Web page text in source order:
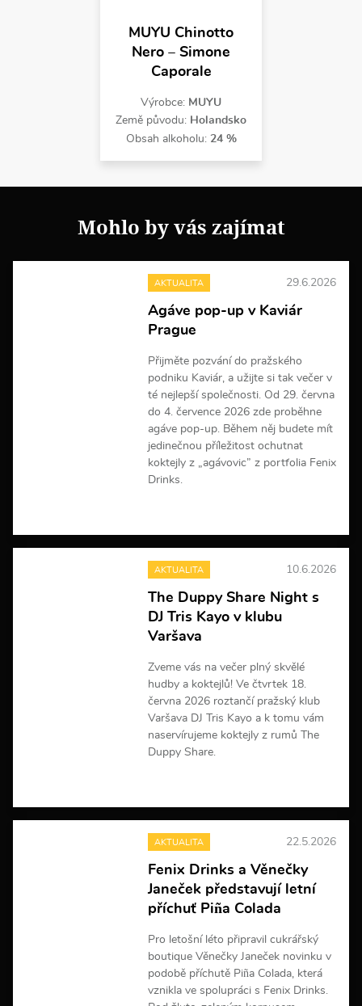
MUYU Chinotto
Nero – Simone
Caporale
Výrobce: MUYU
Země původu: Holandsko
Obsah alkoholu: 24 %
Mohlo by vás zajímat
AKTUALITA 29.6.2026
Agáve pop-up v Kaviár
Prague
Přijměte pozvání do pražského
podniku Kaviár, a užijte si tak večer v
té nejlepší společnosti. Od 29. června
do 4. července 2026 zde proběhne
agáve pop-up. Během něj budete mít
jedinečnou příležitost ochutnat
koktejly z „agávovic” z portfolia Fenix
Drinks.
e
i
f
o
r
c
í
AKTUALITA 10.6.2026
The Duppy Share Night s
DJ Tris Kayo v klubu
Varšava
Zveme vás na večer plný skvělé
hudby a koktejlů! Ve čtvrtek 18.
června 2026 roztančí pražský klub
Varšava DJ Tris Kayo a k tomu vám
naservírujeme koktejly z rumů The
Duppy Share.
e
i
f
o
r
c
í
AKTUALITA 22.5.2026
Fenix Drinks a Věnečky
Janeček představují letní
příchuť Piña Colada
Pro letošní léto připravil cukrářský
boutique Věnečky Janeček novinku v
podobě příchutě Piña Colada, která
vznikla ve spolupráci s Fenix Drinks.